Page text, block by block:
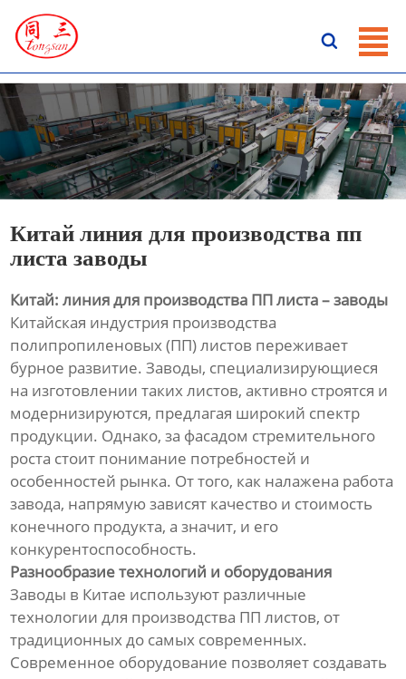

ГЛАВНАЯ
НОВОСТИ
О HАС
Китай линия для производства пп
листа заводы
Китай: линия для производства ПП листа – заводы
Китайская индустрия производства
полипропиленовых (ПП) листов переживает
бурное развитие. Заводы, специализирующиеся
на изготовлении таких листов, активно строятся и
модернизируются, предлагая широкий спектр
продукции. Однако, за фасадом стремительного
роста стоит понимание потребностей и
особенностей рынка. От того, как налажена работа
завода, напрямую зависят качество и стоимость
конечного продукта, а значит, и его
конкурентоспособность.
Разнообразие технологий и оборудования
Заводы в Китае используют различные
технологии для производства ПП листов, от
традиционных до самых современных.
Современное оборудование позволяет создавать